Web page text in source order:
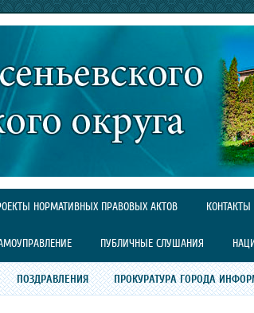
НОРМАТИВНЫХ ПРАВОВЫХ АКТОВ КОНТАКТЫ
ПУБЛИЧНЫЕ СЛУШАНИЯ
ПОЗДРАВЛЕНИЯ ПРОКУРАТУРА ГОРОДА